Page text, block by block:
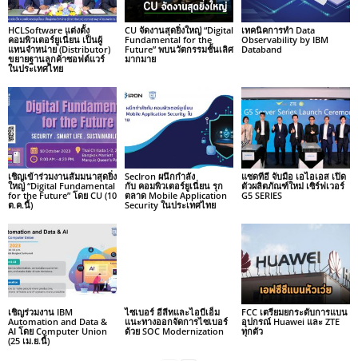
HCLSoftware แต่งตั้ง
คอมพิวเตอร์ยูเนี่ยน เป็นผู้
แทนจำหน่าย (Distributor)
ขยายฐานลูกค้าซอฟต์แวร์
ในประเทศไทย
CU จัดงานสุดยิ่งใหญ่ “Digital
Fundamental for the
Future” พบนวัตกรรมชั้นเลิศ
มากมาย
เทคนิคการทำ Data
Observability by IBM
Databand
เชิญเข้าร่วมงานสัมมนาสุดยิ่ง
ใหญ่ “Digital Fundamental
for the Future” โดย CU (10
ต.ค.นี้)
SecIron ผนึกกำลัง
กับ คอมพิวเตอร์ยูเนี่ยน รุก
ตลาด Mobile Application
Security ในประเทศไทย
แซดทีอี จับมือ เอไอเอส เปิด
ตัวผลิตภัณฑ์ใหม่ เซิร์ฟเวอร์
G5 SERIES
เชิญร่วมงาน IBM
Automation and Data &
AI โดย Computer Union
(25 เม.ย.นี้)
ไซเบอร์ อีลีทและไอบีเอ็ม
แนะทางออกจัดการไซเบอร์
ด้วย SOC Modernization
FCC เตรียมยกระดับการแบน
อุปกรณ์ Huawei และ ZTE
ทุกตัว